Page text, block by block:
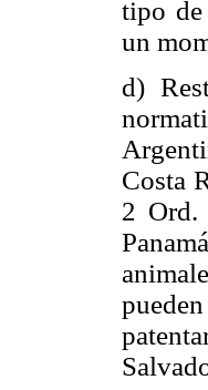
tipo de
un
d)
Costa
2